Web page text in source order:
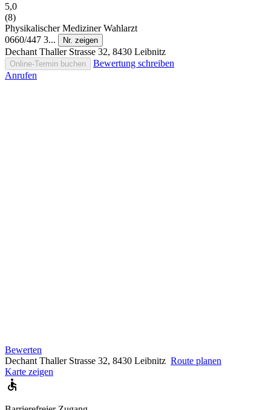
5,0
(8)
Physikalischer MedizinerWahlarzt
0660/447 3...
Nr. zeigen
Dechant Thaller Strasse 32, 8430 Leibnitz
Online-Termin buchen
Bewertung schreiben
Anrufen
Bewerten
Dechant Thaller Strasse 32, 8430 Leibnitz Route planen
Karte zeigen